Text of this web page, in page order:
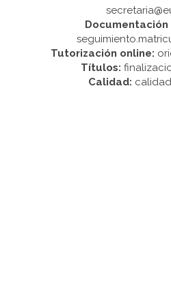
Documentación
Tutorización online:
Títulos:
Calidad: